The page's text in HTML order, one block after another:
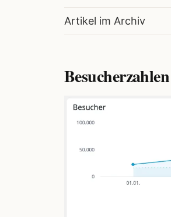
Artikel im Archiv